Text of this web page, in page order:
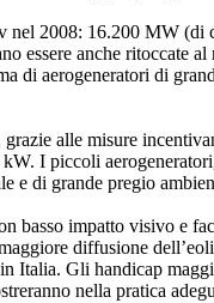
nel 2008: 16.200 MW (di
essere anche ritoccate
di aerogeneratori di
alle misure
I piccoli
e di grande pregio
basso impatto visivo e
diffusione
Italia. Gli handicap
nella pratica